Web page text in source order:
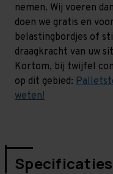
nemen. Wij voeren
doen we gratis en
belastingbordjes of
draagkracht van uw
Kortom, bij twijfel
op dit gebied:
weten!
Specificaties